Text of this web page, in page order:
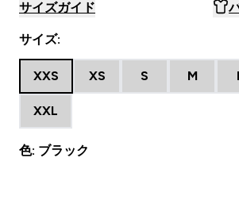
サイズガイド
サイズ:
XXS XS S M
XXL
色: ブラック